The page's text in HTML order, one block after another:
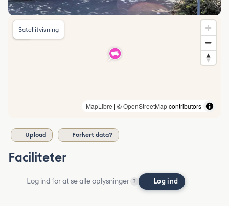
MapLibre | ©OpenStreetMapcontributors
Satellitvisning
Upload Forkert data?
Faciliteter
Log ind for at se alle oplysninger ? Log ind